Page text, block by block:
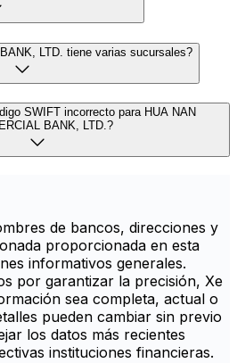
LTD. tiene varias sucursales?
SWIFT incorrecto para HUA NAN
BANK, LTD.?
de bancos, direcciones y
proporcionada en esta
informativos generales.
por garantizar la precisión, Xe
sea completa, actual o
pueden cambiar sin previo
los datos más recientes
instituciones financieras.